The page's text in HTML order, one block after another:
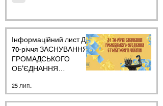
Інформаційний лист ДО
70-річчя ЗАСНУВАННЯ
ГРОМАДСЬКОГО
ОБ’ЄДНАННЯ
УКРАЇНИ
25 лип.